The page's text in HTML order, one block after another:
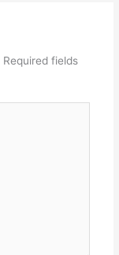
Required fields